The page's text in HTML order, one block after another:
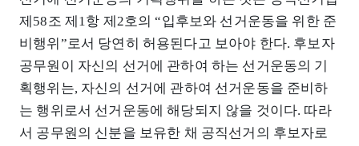
제58조 제1항 제2호의 “입후보와 선거운동을 위한 준
비행위”로서 당연히 허용된다고 보아야 한다. 후보자
공무원이 자신의 선거에 관하여 하는 선거운동의 기
획행위는, 자신의 선거에 관하여 선거운동을 준비하
는 행위로서 선거운동에 해당되지 않을 것이다. 따라
서 공무원의 신분을 보유한 채 공직선거의 후보자로